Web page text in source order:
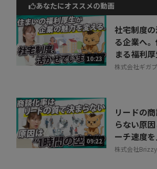
動画でご紹介しているサービス
お気軽にご相談・ご質問いただ
30秒でお申し込み可能
相談を希望する 無料
あなたにオススメの動画
10:23
社宅制度
る企業へ
まる福利
株式会社ギガ
09:22
リードの
らない原
ーチ速度
株式会社Brizzy